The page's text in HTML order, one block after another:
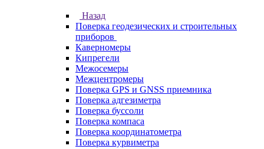
Назад
Поверка геодезических и строительных
приборов
Каверномеры
Кипрегели
Межосемеры
Межцентромеры
Поверка GPS и GNSS приемника
Поверка адгезиметра
Поверка буссоли
Поверка компаса
Поверка координатометра
Поверка курвиметра